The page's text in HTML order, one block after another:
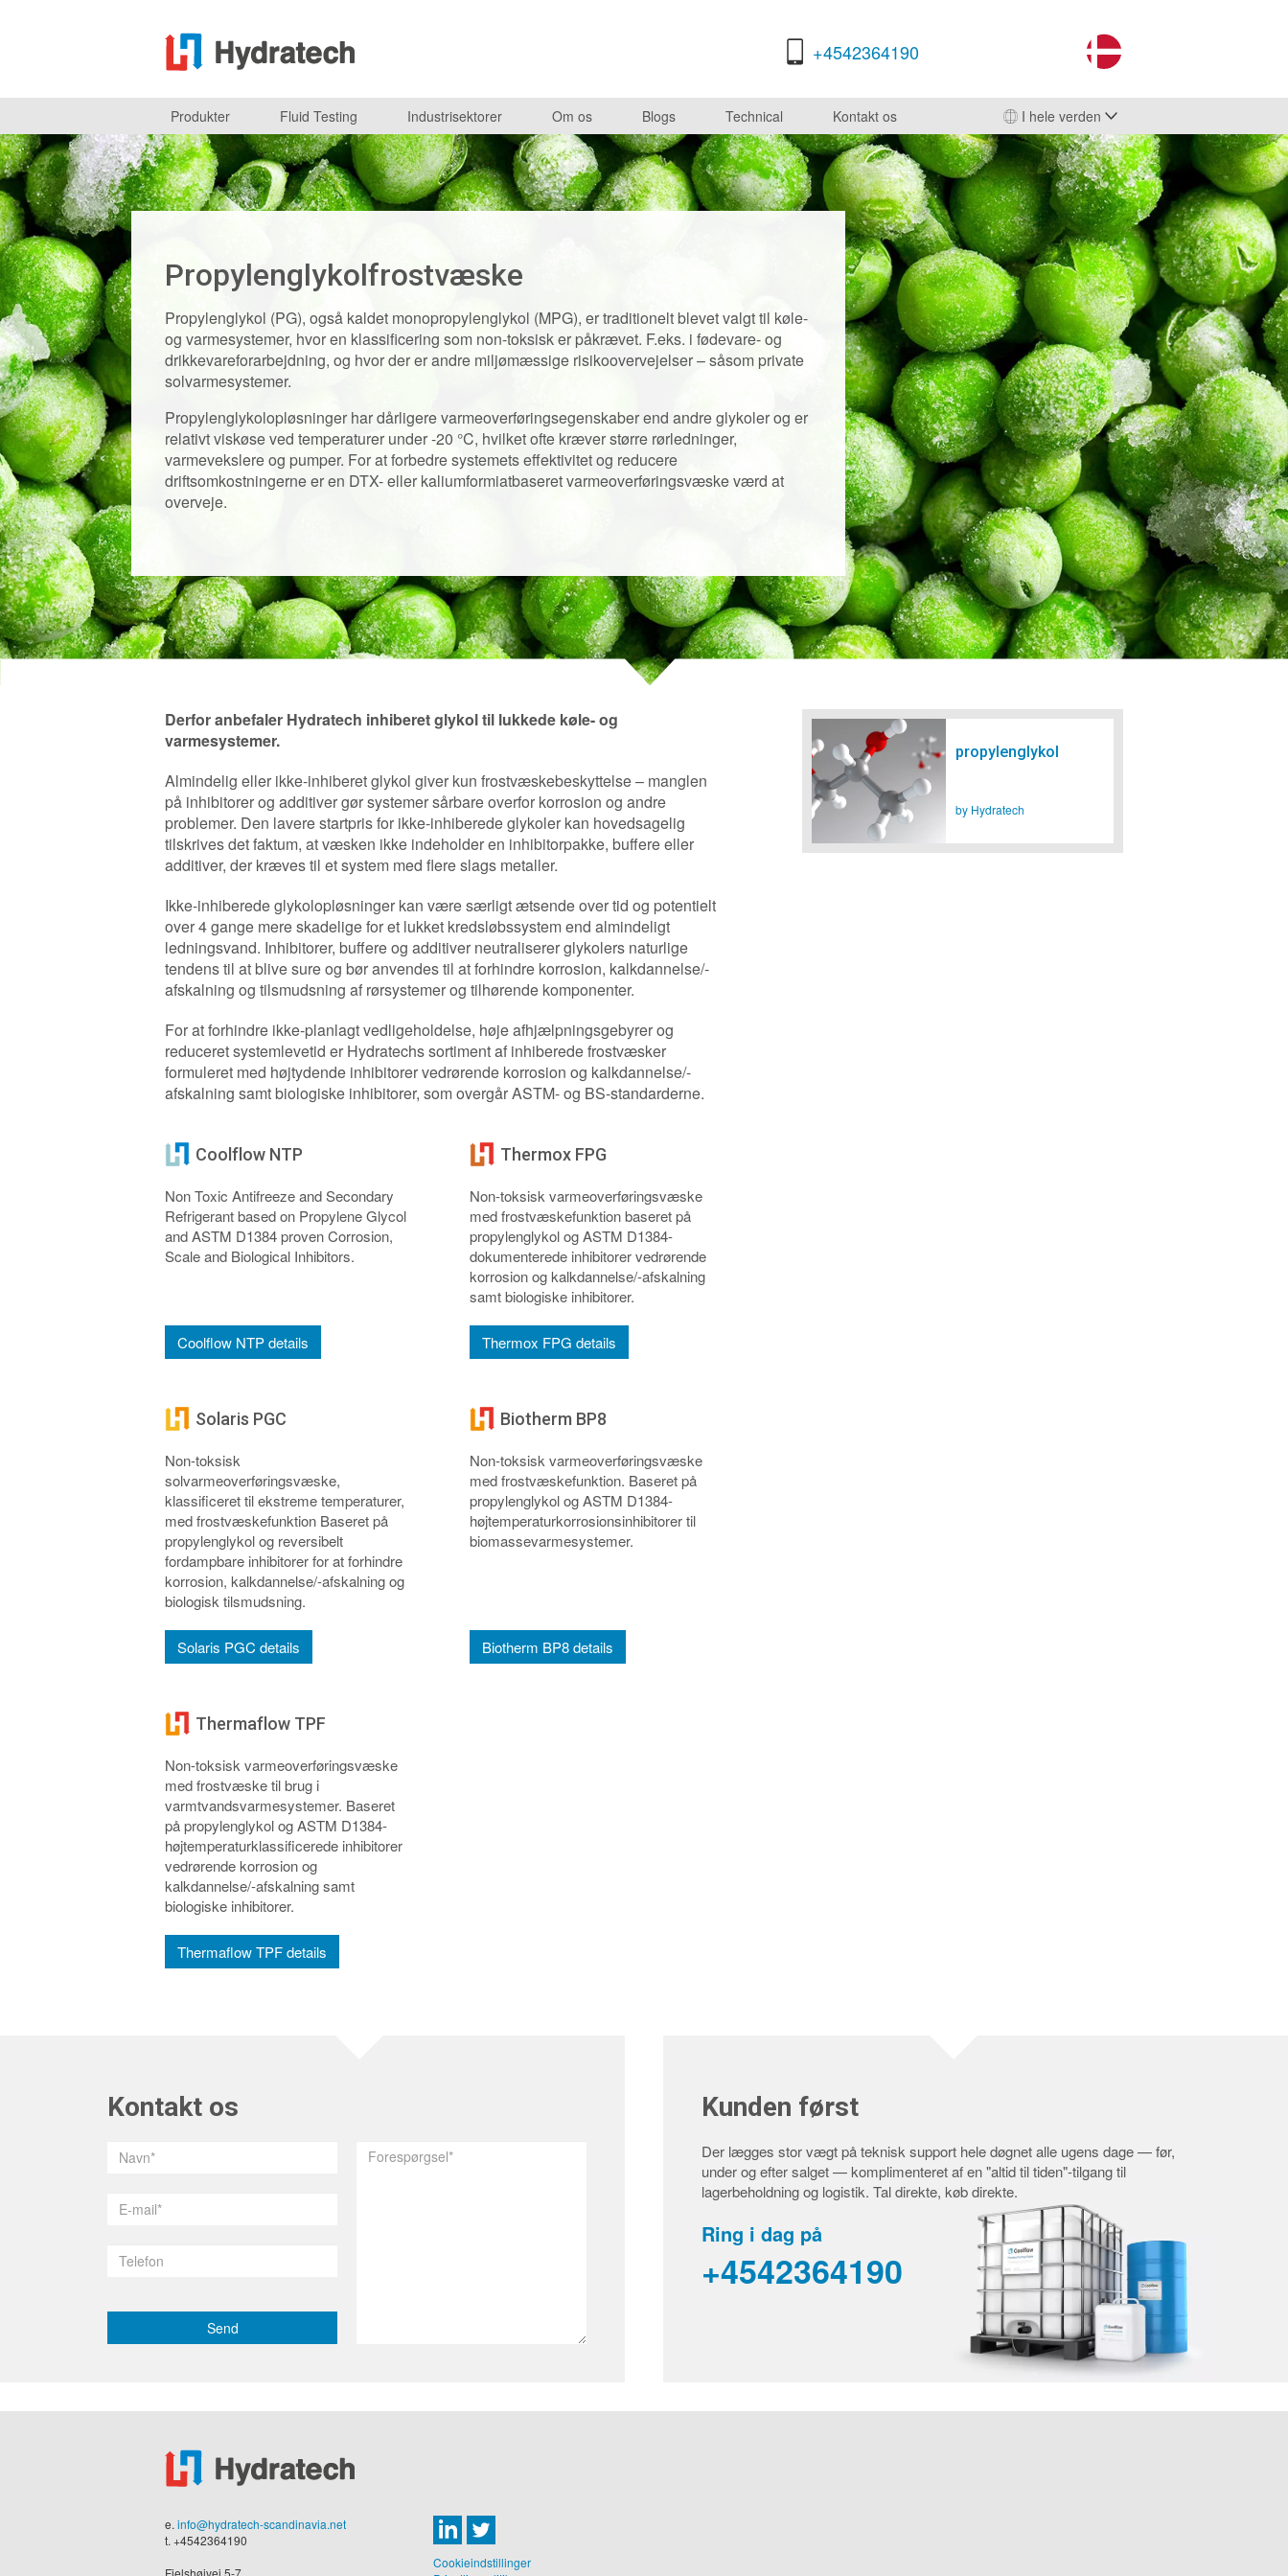
+4542364190
Produkter Fluid Testing Industrisektorer Om os Blogs Technical Kontakt os I hele verden
Propylenglykolfrostvæske
Propylenglykol (PG), også kaldet monopropylenglykol (MPG), er traditionelt blevet valgt til køle-
og varmesystemer, hvor en klassificering som non-toksisk er påkrævet. F.eks. i fødevare- og
drikkevareforarbejdning, og hvor der er andre miljømæssige risikoovervejelser – såsom private
solvarmesystemer.
Propylenglykolopløsninger har dårligere varmeoverføringsegenskaber end andre glykoler og er
relativt viskøse ved temperaturer under -20 °C, hvilket ofte kræver større rørledninger,
varmevekslere og pumper. For at forbedre systemets effektivitet og reducere
driftsomkostningerne er en DTX- eller kaliumformiatbaseret varmeoverføringsvæske værd at
overveje.
Derfor anbefaler Hydratech inhiberet glykol til lukkede køle- og
varmesystemer.
Almindelig eller ikke-inhiberet glykol giver kun frostvæskebeskyttelse – manglen
på inhibitorer og additiver gør systemer sårbare overfor korrosion og andre
problemer. Den lavere startpris for ikke-inhiberede glykoler kan hovedsagelig
tilskrives det faktum, at væsken ikke indeholder en inhibitorpakke, buffere eller
additiver, der kræves til et system med flere slags metaller.
Ikke-inhiberede glykolopløsninger kan være særligt ætsende over tid og potentielt
over 4 gange mere skadelige for et lukket kredsløbssystem end almindeligt
ledningsvand. Inhibitorer, buffere og additiver neutraliserer glykolers naturlige
tendens til at blive sure og bør anvendes til at forhindre korrosion, kalkdannelse/-
afskalning og tilsmudsning af rørsystemer og tilhørende komponenter.
For at forhindre ikke-planlagt vedligeholdelse, høje afhjælpningsgebyrer og
reduceret systemlevetid er Hydratechs sortiment af inhiberede frostvæsker
formuleret med højtydende inhibitorer vedrørende korrosion og kalkdannelse/-
afskalning samt biologiske inhibitorer, som overgår ASTM- og BS-standarderne.
Coolflow NTP
Non Toxic Antifreeze and Secondary
Refrigerant based on Propylene Glycol
and ASTM D1384 proven Corrosion,
Scale and Biological Inhibitors.
Coolflow NTP details
Thermox FPG
Non-toksisk varmeoverføringsvæske
med frostvæskefunktion baseret på
propylenglykol og ASTM D1384-
dokumenterede inhibitorer vedrørende
korrosion og kalkdannelse/-afskalning
samt biologiske inhibitorer.
Thermox FPG details
Solaris PGC
Non-toksisk
solvarmeoverføringsvæske,
klassificeret til ekstreme temperaturer,
med frostvæskefunktion Baseret på
propylenglykol og reversibelt
fordampbare inhibitorer for at forhindre
korrosion, kalkdannelse/-afskalning og
biologisk tilsmudsning.
Solaris PGC details
Biotherm BP8
Non-toksisk varmeoverføringsvæske
med frostvæskefunktion. Baseret på
propylenglykol og ASTM D1384-
højtemperaturkorrosionsinhibitorer til
biomassevarmesystemer.
Biotherm BP8 details
Thermaflow TPF
Non-toksisk varmeoverføringsvæske
med frostvæske til brug i
varmtvandsvarmesystemer. Baseret
på propylenglykol og ASTM D1384-
højtemperaturklassificerede inhibitorer
vedrørende korrosion og
kalkdannelse/-afskalning samt
biologiske inhibitorer.
Thermaflow TPF details
propylenglykol
by Hydratech
Kontakt os
Send
Kunden først
Der lægges stor vægt på teknisk support hele døgnet alle ugens dage — før,
under og efter salget — komplimenteret af en "altid til tiden"-tilgang til
lagerbeholdning og logistik. Tal direkte, køb direkte.
Ring i dag på
+4542364190
e. info@hydratech-scandinavia.net
t. +4542364190
Cookieindstillinger